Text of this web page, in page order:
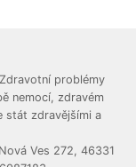
problémy
nemocí, zdravém
stát zdravějšími a
Ves 272, 46331